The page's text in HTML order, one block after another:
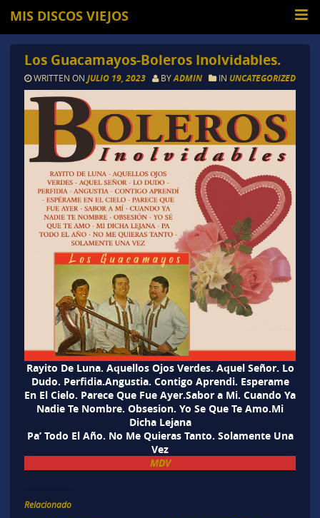
MIS DISCOS VIEJOS
Los Guacamayos-Boleros Inolvidables.
WRITTEN ON JULIO 19, 2023 BYADMIN IN UNCATEGORIZED
Rayito De Luna. Aquellos Ojos Verdes. Aquel Señor. Lo
Dudo. Perfidia.Angustia. Contigo Aprendi. Esperame
En El Cielo. Parece Que Fue Ayer.Sabor a Mi. Cuando Ya
Nadie Te Nombre. Obsesion. Yo Se Que Te Amo.Mi
Dicha Lejana
Pa’ Todo El Año. No Me Quieras Tanto. Solamente Una
Vez
MDV
Relacionado